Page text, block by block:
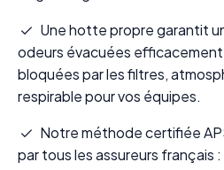
Une hotte propre garantit
odeurs évacuées
bloquées par les filtres,
respirable pour vos équipes.
Notre méthode certifiée
par tous les assureurs français